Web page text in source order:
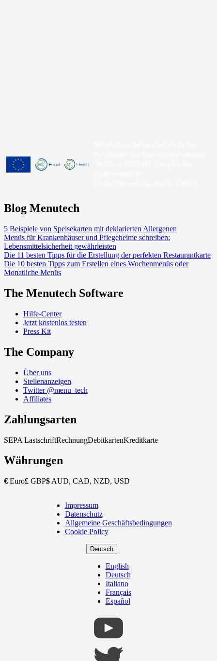
Blog Menutech
5 Beispiele von Speisekarten mit deklarierten Allergenen
Menüs für Krankenhäuser und Pflegeheime schreiben:
Lebensmittelsicherheit gewährleisten
Die 11 besten Tipps für die Erstellung der perfekten Restaurantkarte
Die 10 besten Tipps zum Erstellen eines Wochenmenüs oder
Monatliche Menüs
The Menutech Software
Hilfe-Center
Jetzt kostenlos testen
Press Kit
The Company
Über uns
Stellenanzeigen
Twitter @menu_tech
Affiliates
Zahlungsarten
SEPA LastschriftRechnungDebitkartenKreditkarte
Währungen
€ Euro£ GBP$ AUD, CAD, NZD, USD
Copyright
Footer
Impressum
Datenschutz
Allgemeine Geschäftsbedingungen
Cookie Policy
Deutsch
English
Deutsch
Italiano
Français
Español